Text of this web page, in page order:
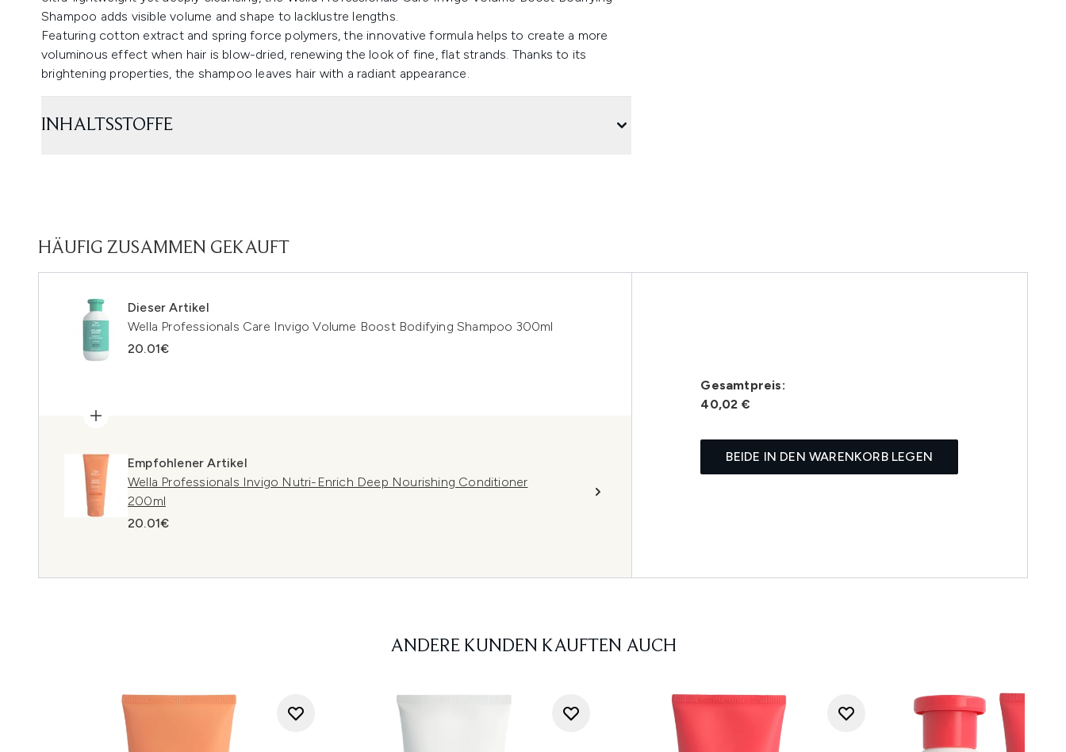
Shampoo adds visible volume and shape to lacklustre lengths.
Featuring cotton extract and spring force polymers, the innovative formula helps to create a more
voluminous effect when hair is blow-dried, renewing the look of fine, flat strands. Thanks to its
brightening properties, the shampoo leaves hair with a radiant appearance.
INHALTSSTOFFE
HÄUFIG ZUSAMMEN GEKAUFT
Dieser Artikel
Wella Professionals Care Invigo Volume Boost Bodifying Shampoo 300ml
20.01€
Empfohlener Artikel
Wella Professionals Invigo Nutri-Enrich Deep Nourishing Conditioner
200ml
20.01€
Gesamtpreis:
40,02 €
BEIDE IN DEN WARENKORB LEGEN
ANDERE KUNDEN KAUFTEN AUCH